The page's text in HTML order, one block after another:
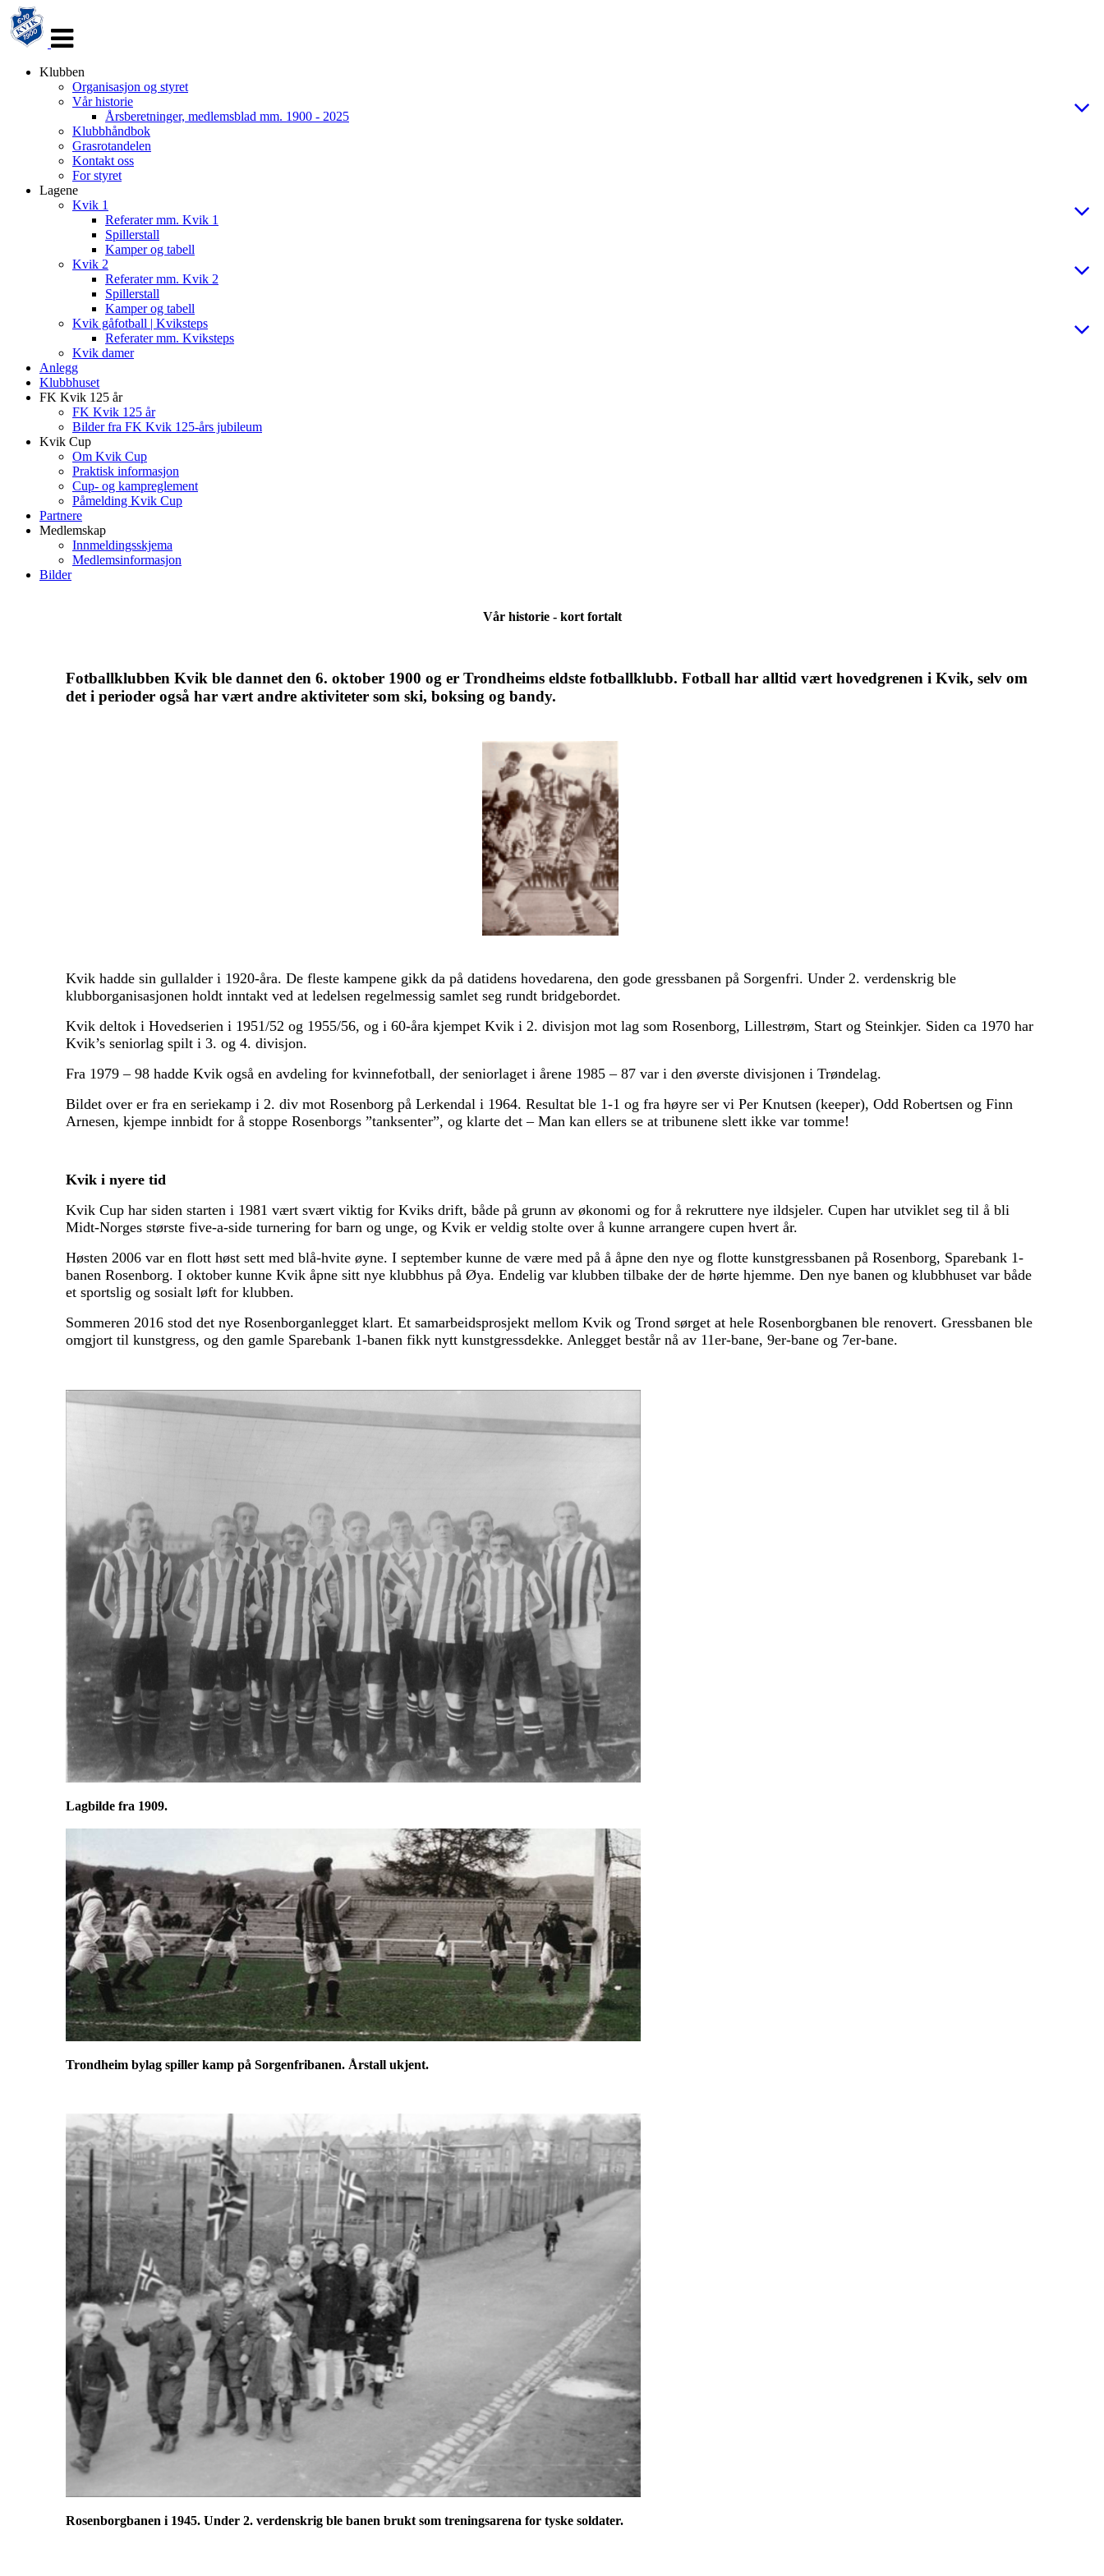
navigasjon
Klubben
Organisasjon og styret
Vår historie
Årsberetninger, medlemsblad mm. 1900 - 2025
Klubbhåndbok
Grasrotandelen
Kontakt oss
For styret
Lagene
Kvik 1
Referater mm. Kvik 1
Spillerstall
Kamper og tabell
Kvik 2
Referater mm. Kvik 2
Spillerstall
Kamper og tabell
Kvik gåfotball | Kviksteps
Referater mm. Kviksteps
Kvik damer
Anlegg
Klubbhuset
FK Kvik 125 år
FK Kvik 125 år
Bilder fra FK Kvik 125-års jubileum
Kvik Cup
Om Kvik Cup
Praktisk informasjon
Cup- og kampreglement
Påmelding Kvik Cup
Partnere
Medlemskap
Innmeldingsskjema
Medlemsinformasjon
Bilder
Vår historie - kort fortalt
Fotballklubben Kvik ble dannet den 6. oktober 1900 og er Trondheims eldste fotballklubb. Fotball har alltid vært hovedgrenen i Kvik, selv om
det i perioder også har vært andre aktiviteter som ski, boksing og bandy.
Kvik hadde sin gullalder i 1920-åra. De fleste kampene gikk da på datidens hovedarena, den gode gressbanen på Sorgenfri. Under 2. verdenskrig ble
klubborganisasjonen holdt inntakt ved at ledelsen regelmessig samlet seg rundt bridgebordet.
Kvik deltok i Hovedserien i 1951/52 og 1955/56, og i 60-åra kjempet Kvik i 2. divisjon mot lag som Rosenborg, Lillestrøm, Start og Steinkjer. Siden ca 1970 har
Kvik’s seniorlag spilt i 3. og 4. divisjon.
Fra 1979 – 98 hadde Kvik også en avdeling for kvinnefotball, der seniorlaget i årene 1985 – 87 var i den øverste divisjonen i Trøndelag.
Bildet over er fra en seriekamp i 2. div mot Rosenborg på Lerkendal i 1964. Resultat ble 1-1 og fra høyre ser vi Per Knutsen (keeper), Odd Robertsen og Finn
Arnesen, kjempe innbidt for å stoppe Rosenborgs ”tanksenter”, og klarte det – Man kan ellers se at tribunene slett ikke var tomme!
Kvik i nyere tid
Kvik Cup har siden starten i 1981 vært svært viktig for Kviks drift, både på grunn av økonomi og for å rekruttere nye ildsjeler. Cupen har utviklet seg til å bli
Midt-Norges største five-a-side turnering for barn og unge, og Kvik er veldig stolte over å kunne arrangere cupen hvert år.
Høsten 2006 var en flott høst sett med blå-hvite øyne. I september kunne de være med på å åpne den nye og flotte kunstgressbanen på Rosenborg, Sparebank 1-
banen Rosenborg. I oktober kunne Kvik åpne sitt nye klubbhus på Øya. Endelig var klubben tilbake der de hørte hjemme. Den nye banen og klubbhuset var både
et sportslig og sosialt løft for klubben.
Sommeren 2016 stod det nye Rosenborganlegget klart. Et samarbeidsprosjekt mellom Kvik og Trond sørget at hele Rosenborgbanen ble renovert. Gressbanen ble
omgjort til kunstgress, og den gamle Sparebank 1-banen fikk nytt kunstgressdekke. Anlegget består nå av 11er-bane, 9er-bane og 7er-bane.
Lagbilde fra 1909.
Trondheim bylag spiller kamp på Sorgenfribanen. Årstall ukjent.
Rosenborgbanen i 1945. Under 2. verdenskrig ble banen brukt som treningsarena for tyske soldater.